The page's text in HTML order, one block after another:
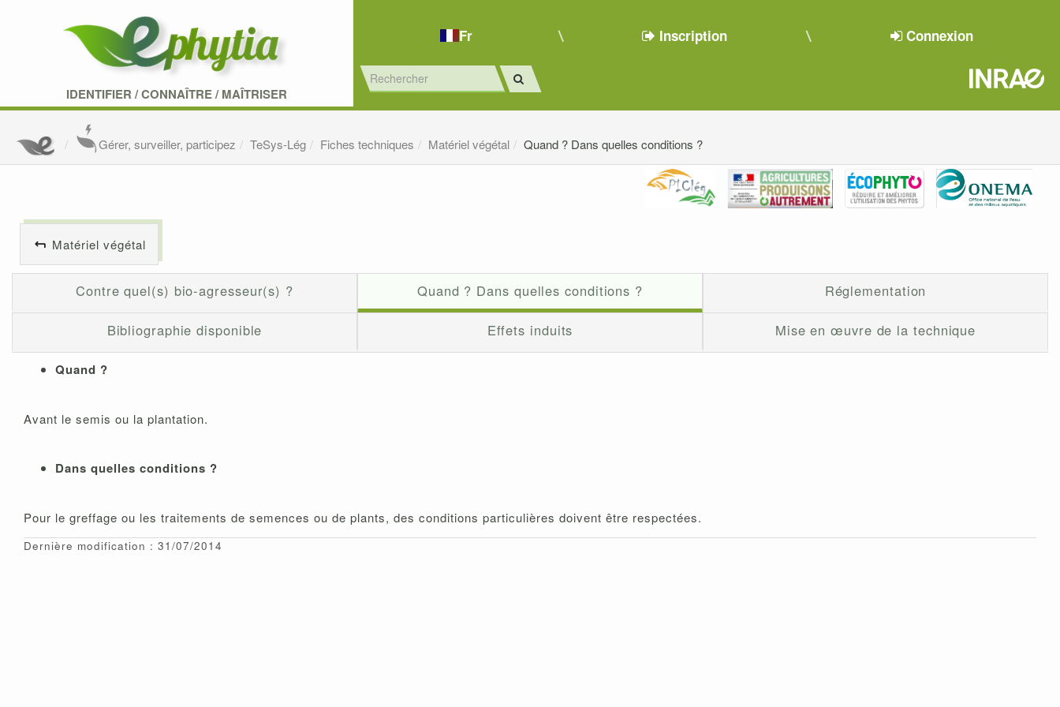
IDENTIFIER /CONNAÎTRE/MAÎTRISER
Fr Inscription Connexion
Gérer, surveiller, participez TeSys-Lég Fiches techniques Matériel végétal Quand ? Dans quelles conditions ?
Matériel végétal
Contre quel(s) bio-agresseur(s) ? Quand ? Dans quelles conditions ? Réglementation
Bibliographie disponible Effets induits Mise en œuvre de la technique
Quand ?
Avant le semis ou la plantation.
Dans quelles conditions ?
Pour le greffage ou les traitements de semences ou de plants, des conditions particulières doivent être respectées.
Dernière modification : 31/07/2014